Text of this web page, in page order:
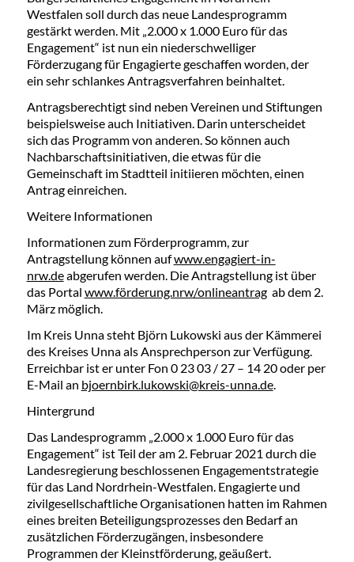
Westfalen soll durch das neue Landesprogramm
gestärkt werden. Mit „2.000 x 1.000 Euro für das
Engagement“ ist nun ein niederschwelliger
Förderzugang für Engagierte geschaffen worden, der
ein sehr schlankes Antragsverfahren beinhaltet.
Antragsberechtigt sind neben Vereinen und Stiftungen
beispielsweise auch Initiativen. Darin unterscheidet
sich das Programm von anderen. So können auch
Nachbarschaftsinitiativen, die etwas für die
Gemeinschaft im Stadtteil initiieren möchten, einen
Antrag einreichen.
Weitere Informationen
Informationen zum Förderprogramm, zur
Antragstellung können aufwww.engagiert-in-
nrw.deabgerufen werden. Die Antragstellung ist über
das Portal www.förderung.nrw/onlineantragab dem 2.
März möglich.
Im Kreis Unna steht Björn Lukowski aus der Kämmerei
des Kreises Unna als Ansprechperson zur Verfügung.
Erreichbar ist er unter Fon 0 23 03 / 27 – 14 20 oder per
E-Mail an bjoernbirk.lukowski@kreis-unna.de.
Hintergrund
Das Landesprogramm „2.000 x 1.000 Euro für das
Engagement“ ist Teil der am 2. Februar 2021 durch die
Landesregierung beschlossenen Engagementstrategie
für das Land Nordrhein-Westfalen. Engagierte und
zivilgesellschaftliche Organisationen hatten im Rahmen
eines breiten Beteiligungsprozesses den Bedarf an
zusätzlichen Förderzugängen, insbesondere
Programmen der Kleinstförderung, geäußert.